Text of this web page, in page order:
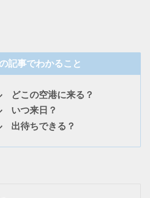
記事でわかること
どこの空港に来る？
いつ来日？
出待ちできる？